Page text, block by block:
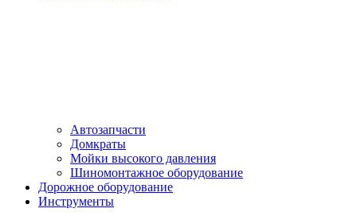
Автозапчасти
Домкраты
Мойки высокого давления
Шиномонтажное оборудование
Дорожное оборудование
Инструменты